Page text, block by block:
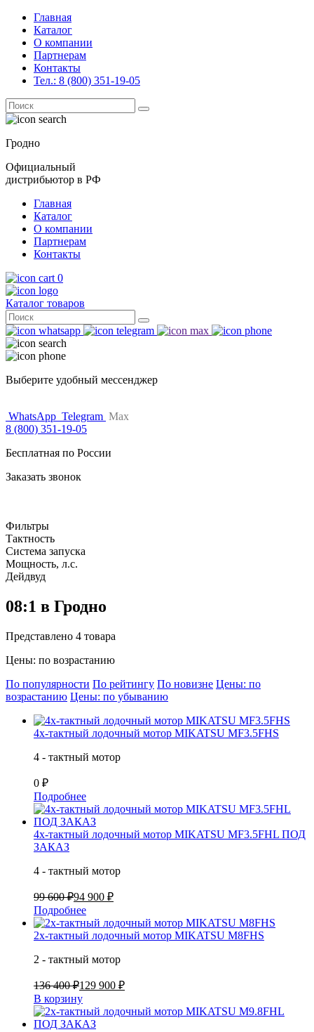
Главная
Каталог
О компании
Партнерам
Контакты
Тел.: 8 (800) 351-19-05
Поиск
for:
Гродно
Официальный
дистрибьютор в РФ
Главная
Каталог
О компании
Партнерам
Контакты
0
Каталог товаров
Поиск
for:
Выберите удобный мессенджер
WhatsApp Telegram Max
8 (800) 351-19-05
Бесплатная по России
Заказать звонок
Фильтры
Тактность
Система запуска
Мощность, л.с.
Дейдвуд
08:1 в Гродно
Представлено 4 товара
Цены: по возрастанию
По популярности По рейтингу По новизне Цены: по
возрастанию Цены: по убыванию
4х-тактный лодочный мотор MIKATSU MF3.5FHS
4 - тактный мотор
0 ₽
Подробнее
4х-тактный лодочный мотор MIKATSU MF3.5FHL ПОД
ЗАКАЗ
4 - тактный мотор
99 600 ₽94 900 ₽
Подробнее
2х-тактный лодочный мотор MIKATSU M8FHS
2 - тактный мотор
136 400 ₽129 900 ₽
В корзину